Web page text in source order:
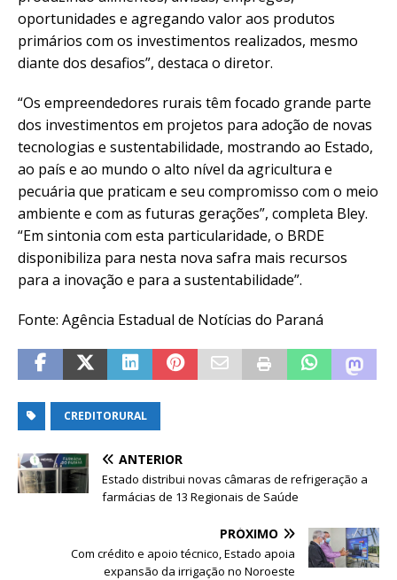
oportunidades e agregando valor aos produtos
primários com os investimentos realizados, mesmo
diante dos desafios”, destaca o diretor.
“Os empreendedores rurais têm focado grande parte
dos investimentos em projetos para adoção de novas
tecnologias e sustentabilidade, mostrando ao Estado,
ao país e ao mundo o alto nível da agricultura e
pecuária que praticam e seu compromisso com o meio
ambiente e com as futuras gerações”, completa Bley.
“Em sintonia com esta particularidade, o BRDE
disponibiliza para nesta nova safra mais recursos
para a inovação e para a sustentabilidade”.
Fonte: Agência Estadual de Notícias do Paraná
CREDITORURAL
ANTERIOR
Estado distribui novas câmaras de refrigeração a
farmácias de 13 Regionais de Saúde
PRÓXIMO
Com crédito e apoio técnico, Estado apoia
expansão da irrigação no Noroeste